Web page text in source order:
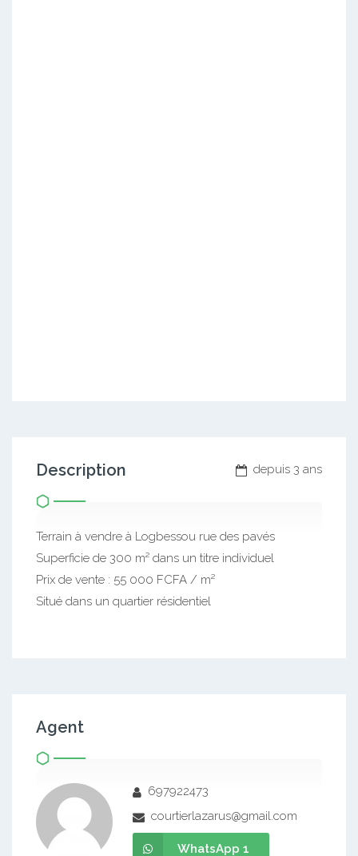
depuis 3 ans
Description
Terrain à vendre à Logbessou rue des pavés
Superficie de 300 m² dans un titre individuel
Prix de vente : 55 000 FCFA / m²
Situé dans un quartier résidentiel
Agent
697922473
courtierlazarus@gmail.com
WhatsApp 1